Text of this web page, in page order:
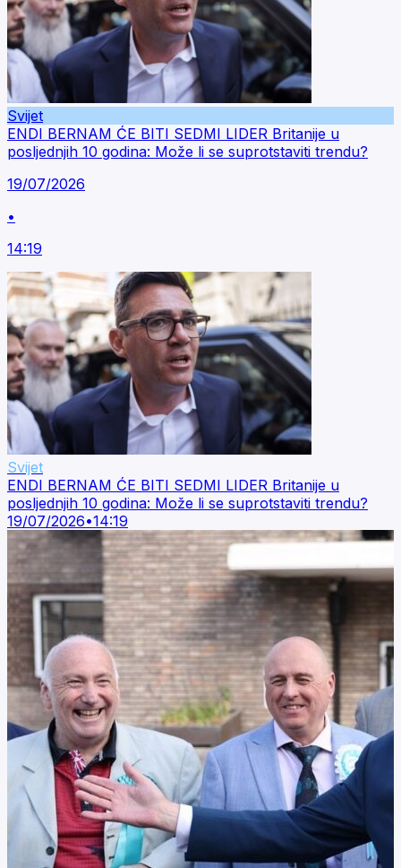
Svijet
ENDI BERNAM ĆE BITI SEDMI LIDER Britanije u
posljednjih 10 godina: Može li se suprotstaviti trendu?
19/07/2026
•
14:19
Svijet
ENDI BERNAM ĆE BITI SEDMI LIDER Britanije u
posljednjih 10 godina: Može li se suprotstaviti trendu?
19/07/2026•14:19